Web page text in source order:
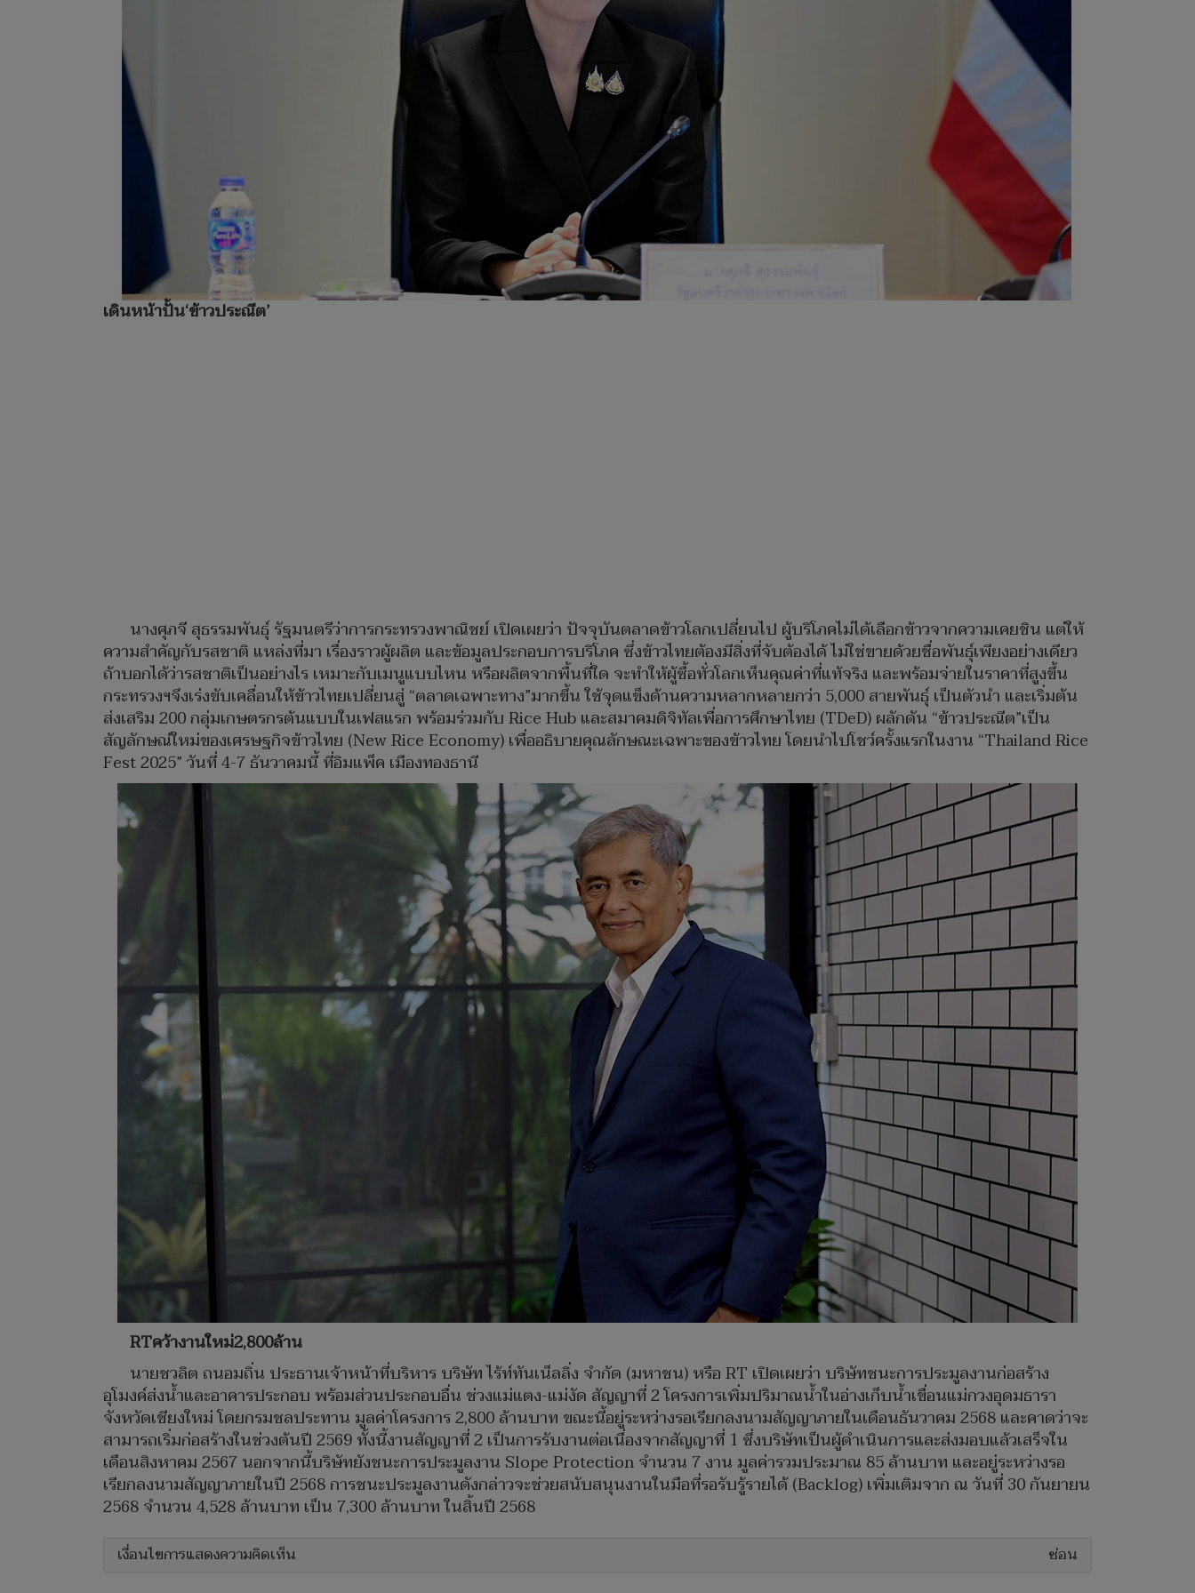
เดินหน้าปั้น‘ข้าวประณีต’
นางศุภจี สุธรรมพันธุ์ รัฐมนตรีว่าการกระทรวงพาณิชย์ เปิดเผยว่า ปัจจุบันตลาดข้าวโลกเปลี่ยนไป ผู้บริโภคไม่ได้เลือกข้าวจากความเคยชิน แต่ให้
ความสำคัญกับรสชาติ แหล่งที่มา เรื่องราวผู้ผลิต และข้อมูลประกอบการบริโภค ซึ่งข้าวไทยต้องมีสิ่งที่จับต้องได้ ไม่ใช่ขายด้วยชื่อพันธุ์เพียงอย่างเดียว
ถ้าบอกได้ว่ารสชาติเป็นอย่างไร เหมาะกับเมนูแบบไหน หรือผลิตจากพื้นที่ใด จะทำให้ผู้ซื้อทั่วโลกเห็นคุณค่าที่แท้จริง และพร้อมจ่ายในราคาที่สูงขึ้น
กระทรวงฯจึงเร่งขับเคลื่อนให้ข้าวไทยเปลี่ยนสู่ “ตลาดเฉพาะทาง”มากขึ้น ใช้จุดแข็งด้านความหลากหลายกว่า 5,000 สายพันธุ์ เป็นตัวนำ และเริ่มต้น
ส่งเสริม 200 กลุ่มเกษตรกรต้นแบบในเฟสแรก พร้อมร่วมกับ Rice Hub และสมาคมดิจิทัลเพื่อการศึกษาไทย (TDeD) ผลักดัน “ข้าวประณีต”เป็น
สัญลักษณ์ใหม่ของเศรษฐกิจข้าวไทย (New Rice Economy) เพื่ออธิบายคุณลักษณะเฉพาะของข้าวไทย โดยนำไปโชว์ครั้งแรกในงาน “Thailand Rice
Fest 2025” วันที่ 4-7 ธันวาคมนี้ ที่อิมแพ็ค เมืองทองธานี
RTคว้างานใหม่2,800ล้าน
นายชวลิต ถนอมถิ่น ประธานเจ้าหน้าที่บริหาร บริษัท ไร้ท์ทันเน็ลลิ่ง จำกัด (มหาชน) หรือ RT เปิดเผยว่า บริษัทชนะการประมูลงานก่อสร้าง
อุโมงค์ส่งน้ำและอาคารประกอบ พร้อมส่วนประกอบอื่น ช่วงแม่แตง-แม่งัด สัญญาที่ 2 โครงการเพิ่มปริมาณน้ำในอ่างเก็บน้ำเขื่อนแม่กวงอุดมธารา
จังหวัดเชียงใหม่ โดยกรมชลประทาน มูลค่าโครงการ 2,800 ล้านบาท ขณะนี้อยู่ระหว่างรอเรียกลงนามสัญญาภายในเดือนธันวาคม 2568 และคาดว่าจะ
สามารถเริ่มก่อสร้างในช่วงต้นปี 2569 ทั้งนี้งานสัญญาที่ 2 เป็นการรับงานต่อเนื่องจากสัญญาที่ 1 ซึ่งบริษัทเป็นผู้ดำเนินการและส่งมอบแล้วเสร็จใน
เดือนสิงหาคม 2567 นอกจากนี้บริษัทยังชนะการประมูลงาน Slope Protection จำนวน 7 งาน มูลค่ารวมประมาณ 85 ล้านบาท และอยู่ระหว่างรอ
เรียกลงนามสัญญาภายในปี 2568 การชนะประมูลงานดังกล่าวจะช่วยสนับสนุนงานในมือที่รอรับรู้รายได้ (Backlog) เพิ่มเติมจาก ณ วันที่ 30 กันยายน
2568 จำนวน 4,528 ล้านบาท เป็น 7,300 ล้านบาท ในสิ้นปี 2568
เงื่อนไขการแสดงความคิดเห็น ซ่อน